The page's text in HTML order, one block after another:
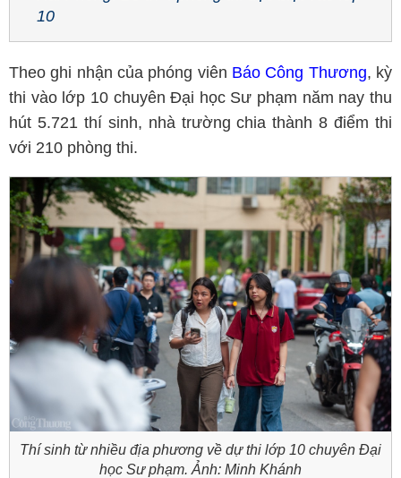
10
Theo ghi nhận của phóng viên Báo Công Thương, kỳ
thi vào lớp 10 chuyên Đại học Sư phạm năm nay thu
hút 5.721 thí sinh, nhà trường chia thành 8 điểm thi
với 210 phòng thi.
Thí sinh từ nhiều địa phương về dự thi lớp 10 chuyên Đại
học Sư phạm. Ảnh: Minh Khánh